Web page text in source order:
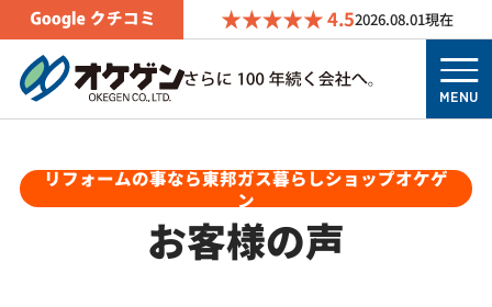
4.52026.08.01現在
MENU
リフォームの事なら東邦ガス暮らしショップオケゲ
ン
お客様の声